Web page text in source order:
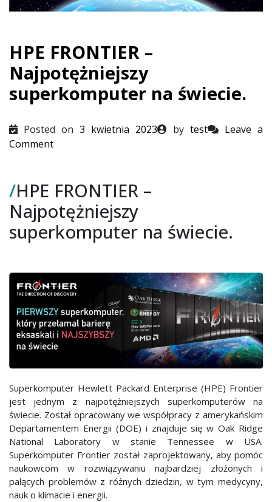
HPE FRONTIER –
Najpotężniejszy
superkomputer na świecie.
Posted on 3 kwietnia 2023 by test
Leave a
Commenton
–
Najpotężniejszy
superkomputer
na
/HPE FRONTIER –
Najpotężniejszy
superkomputer na świecie.
Superkomputer Hewlett Packard Enterprise (HPE) Frontier
jest jednym z najpotężniejszych superkomputerów na
świecie. Został opracowany we współpracy z amerykańskim
Departamentem Energii (DOE) i znajduje się w Oak Ridge
National Laboratory w stanie Tennessee w USA.
Superkomputer Frontier został zaprojektowany, aby pomóc
naukowcom w rozwiązywaniu najbardziej złożonych i
palących problemów z różnych dziedzin, w tym medycyny,
nauk o klimacie i energii.